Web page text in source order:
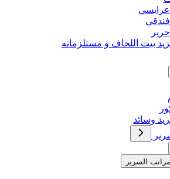
بيت اللحاف و مستلزماته
وسائد
مراتب السرير